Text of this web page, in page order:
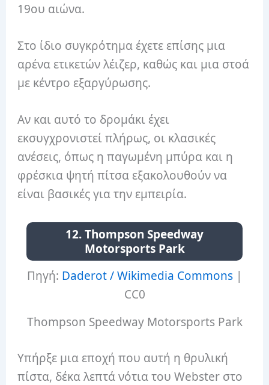
19ου αιώνα.
Στο ίδιο συγκρότημα έχετε επίσης μια
αρένα ετικετών λέιζερ, καθώς και μια στοά
με κέντρο εξαργύρωσης.
Αν και αυτό το δρομάκι έχει
εκσυγχρονιστεί πλήρως, οι κλασικές
ανέσεις, όπως η παγωμένη μπύρα και η
φρέσκια ψητή πίτσα εξακολουθούν να
είναι βασικές για την εμπειρία.
12. Thompson Speedway
Motorsports Park
Πηγή: Daderot / Wikimedia Commons |
CC0
Thompson Speedway Motorsports Park
Υπήρξε μια εποχή που αυτή η θρυλική
πίστα, δέκα λεπτά νότια του Webster στο